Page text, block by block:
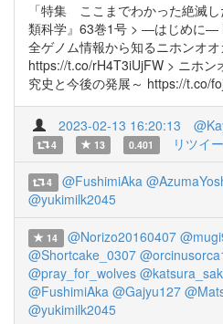
「特集 ここまでわかった絶滅
類科学』63巻1号 > ―はじめに―
全ゲノム情報から知るニホンオオ
https://t.co/rH4T3iUjFW > ニホン
究史と今後の発展～ https://t.co/
2023-02-13 16:20:13
4 13 0.401 リツイ
4 @FushimiAka
@yukimilk2045
14 @Norizo20160407
@Shortcake_0307
@pray_for_wolves
@FushimiAka @Gajyu127
@yukimilk2045